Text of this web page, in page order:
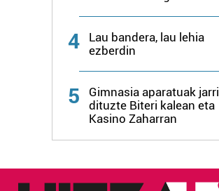
4
Lau bandera, lau lehia
ezberdin
5
Gimnasia aparatuak jarri
dituzte Biteri kalean eta
Kasino Zaharran